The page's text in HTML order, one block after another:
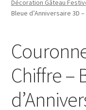
Boutique
Commande
Mon compte
Page d’exemple
Décoration Gâteau
Bleue d’Anniversaire 3D
Chiffre –